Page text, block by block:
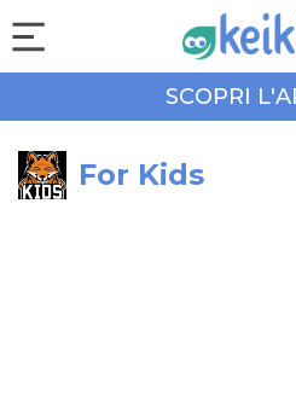
SCOPRI
For Kids
For Kids